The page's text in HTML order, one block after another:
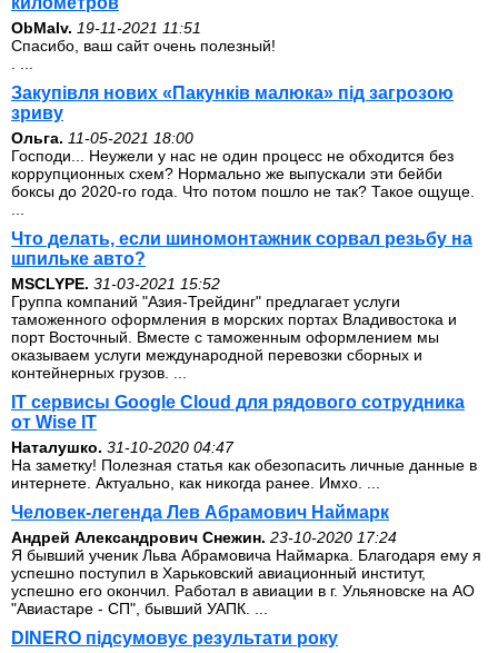
ОbMalv. 19-11-2021 11:51
Спасибо, ваш сайт очень полезный!
Закупівля нових «Пакунків малюка» під загрозою
зриву
Ольга. 11-05-2021 18:00
Господи... Неужели у нас не один процесс не обходится без
коррупционных схем? Нормально же выпускали эти бейби
боксы до 2020-го года. Что потом пошло не так? Такое ощуще.
Что делать, если шиномонтажник сорвал резьбу на
шпильке авто?
MSCLYPE. 31-03-2021 15:52
Группа компаний "Азия-Трейдинг" предлагает услуги
таможенного оформления в морских портах Владивостока и
порт Восточный. Вместе с таможенным оформлением мы
оказываем услуги международной перевозки сборных и
контейнерных грузов. ...
IT сервисы Google Cloud для рядового сотрудника
от Wise IT
Наталушко. 31-10-2020 04:47
На заметку! Полезная статья как обезопасить личные данные в
интернете. Актуально, как никогда ранее. Имхо. ...
Человек-легенда Лев Абрамович Наймарк
Андрей Александрович Снежин. 23-10-2020 17:24
Я бывший ученик Льва Абрамовича Наймарка. Благодаря ему я
успешно поступил в Харьковский авиационный институт,
успешно его окончил. Работал в авиации в г. Ульяновске на АО
"Авиастаре - СП", бывший УАПК. ...
DINERO підсумовує результати року